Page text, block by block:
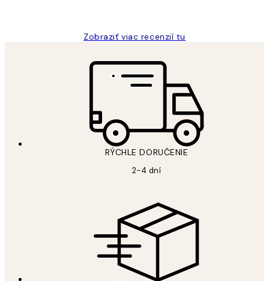
Zobraziť viac recenzií tu
RÝCHLE DORUČENIE
2-4 dní